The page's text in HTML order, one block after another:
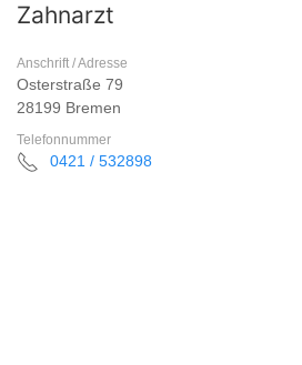
Zahnarzt
Anschrift / Adresse
Osterstraße 79
28199 Bremen
Telefonnummer
0421 / 532898